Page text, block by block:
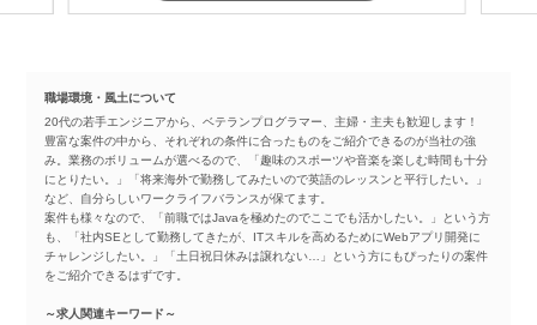
職場環境・風土について
20代の若手エンジニアから、ベテランプログラマー、主婦・主夫も歓迎します！
豊富な案件の中から、それぞれの条件に合ったものをご紹介できるのが当社の強
み。業務のボリュームが選べるので、「趣味のスポーツや音楽を楽しむ時間も十分
にとりたい。」「将来海外で勤務してみたいので英語のレッスンと平行したい。」
など、自分らしいワークライフバランスが保てます。
案件も様々なので、「前職ではJavaを極めたのでここでも活かしたい。」という方
も、「社内SEとして勤務してきたが、ITスキルを高めるためにWebアプリ開発に
チャレンジしたい。」「土日祝日休みは譲れない…」という方にもぴったりの案件
をご紹介できるはずです。
～求人関連キーワード～